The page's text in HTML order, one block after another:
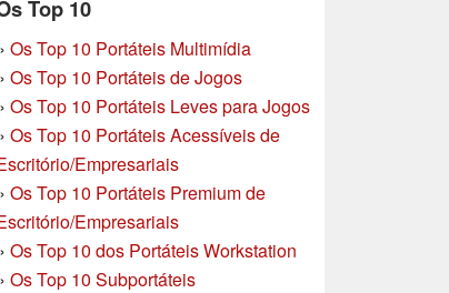
Top 10
Os Top 10 Portáteis Multimídia
Os Top 10 Portáteis de Jogos
Os Top 10 Portáteis Leves para Jogos
Os Top 10 Portáteis Acessíveis de
Empresariais
Os Top 10 Portáteis Premium de
Empresariais
Os Top 10 dos Portáteis Workstation
Os Top 10 Subportáteis